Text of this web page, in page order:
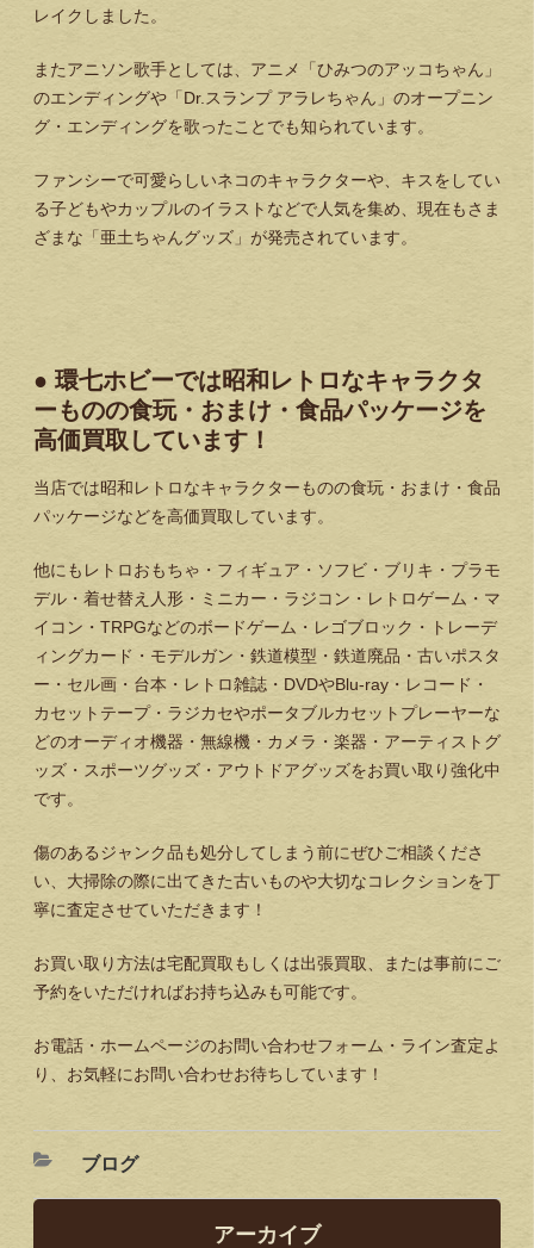
レイクしました。
またアニソン歌手としては、アニメ「ひみつのアッコちゃん」
のエンディングや「Dr.スランプ アラレちゃん」のオープニン
グ・エンディングを歌ったことでも知られています。
ファンシーで可愛らしいネコのキャラクターや、キスをしてい
る子どもやカップルのイラストなどで人気を集め、現在もさま
ざまな「亜土ちゃんグッズ」が発売されています。
● 環七ホビーでは昭和レトロなキャラクタ
ーものの食玩・おまけ・食品パッケージを
高価買取しています！
当店では昭和レトロなキャラクターものの食玩・おまけ・食品
パッケージなどを高価買取しています。
他にもレトロおもちゃ・フィギュア・ソフビ・ブリキ・プラモ
デル・着せ替え人形・ミニカー・ラジコン・レトロゲーム・マ
イコン・TRPGなどのボードゲーム・レゴブロック・トレーデ
ィングカード・モデルガン・鉄道模型・鉄道廃品・古いポスタ
ー・セル画・台本・レトロ雑誌・DVDやBlu-ray・レコード・
カセットテープ・ラジカセやポータブルカセットプレーヤーな
どのオーディオ機器・無線機・カメラ・楽器・アーティストグ
ッズ・スポーツグッズ・アウトドアグッズをお買い取り強化中
です。
傷のあるジャンク品も処分してしまう前にぜひご相談くださ
い、大掃除の際に出てきた古いものや大切なコレクションを丁
寧に査定させていただきます！
お買い取り方法は宅配買取もしくは出張買取、または事前にご
予約をいただければお持ち込みも可能です。
お電話・ホームページのお問い合わせフォーム・ライン査定よ
り、お気軽にお問い合わせお待ちしています！
ブログ
アーカイブ